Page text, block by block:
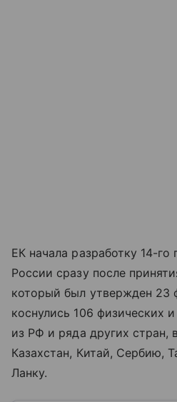
ЕК начала разработку 14-го
России сразу после
который был утвержден 23
коснулись 106 физических
из РФ и ряда других стран,
Казахстан, Китай, Сербию,
Ланку.